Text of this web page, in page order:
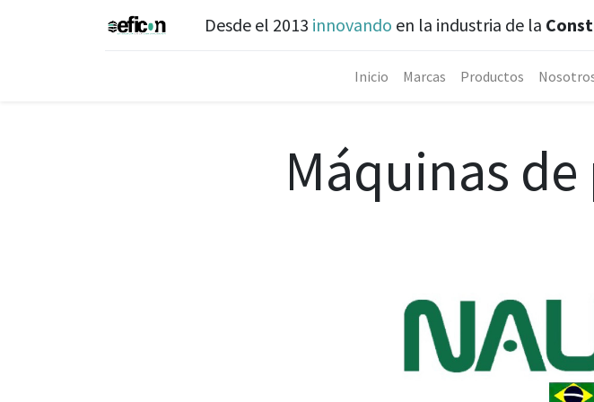
Desde el 2013 innovando en la industria de la
Inicio Marcas Productos
Máquinas